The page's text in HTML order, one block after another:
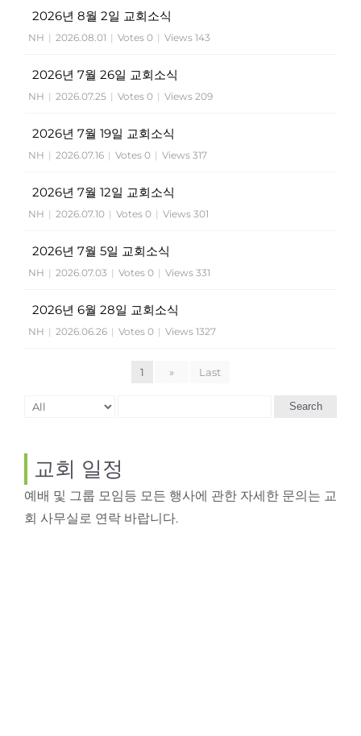
2026년 8월 2일 교회소식
NH | 2026.08.01 | Votes 0 | Views 143
2026년 7월 26일 교회소식
NH | 2026.07.25 | Votes 0 | Views 209
2026년 7월 19일 교회소식
NH | 2026.07.16 | Votes 0 | Views 317
2026년 7월 12일 교회소식
NH | 2026.07.10 | Votes 0 | Views 301
2026년 7월 5일 교회소식
NH | 2026.07.03 | Votes 0 | Views 331
2026년 6월 28일 교회소식
NH | 2026.06.26 | Votes 0 | Views 1327
1 » Last
Search
교회 일정
예배 및 그룹 모임등 모든 행사에 관한 자세한 문의는 교
회 사무실로 연락 바랍니다.